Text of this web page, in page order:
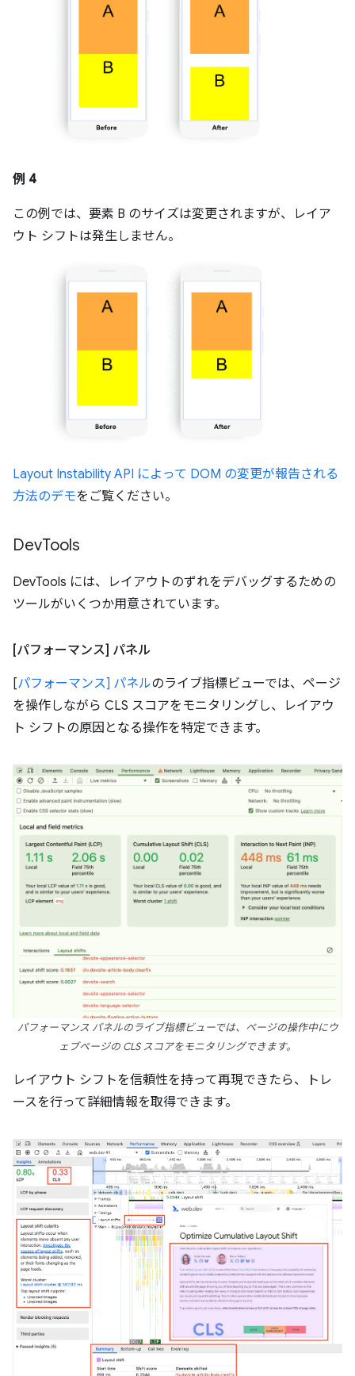
例 4
この例では、要素 B のサイズは変更されますが、レイア
ウト シフトは発生しません。
Layout Instability API によって DOM の変更が報告される
方法のデモをご覧ください。
DevTools
DevTools には、レイアウトのずれをデバッグするための
ツールがいくつか用意されています。
[パフォーマンス] パネル
[パフォーマンス] パネルのライブ指標ビューでは、ページ
を操作しながら CLS スコアをモニタリングし、レイアウ
ト シフトの原因となる操作を特定できます。
パフォーマンス パネルのライブ指標ビューでは、ページの操作中にウ
ェブページの CLS スコアをモニタリングできます。
レイアウト シフトを信頼性を持って再現できたら、トレ
ースを行って詳細情報を取得できます。